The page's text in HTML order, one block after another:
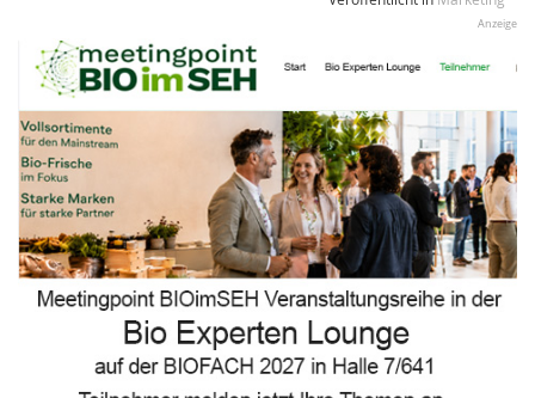
Anzeige